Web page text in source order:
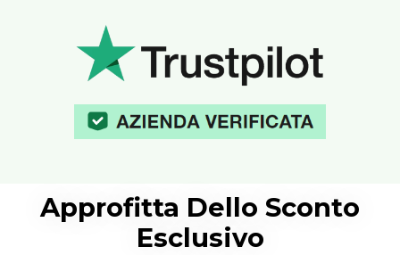
Approfitta Dello Sconto
Esclusivo